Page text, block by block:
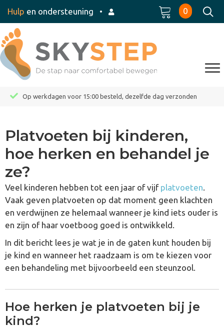
Hulp en ondersteuning • 0
Op werkdagen voor 15:00 besteld, dezelfde dag verzonden
Platvoeten bij kinderen,
hoe herken en behandel je
ze?
Veel kinderen hebben tot een jaar of vijf platvoeten.
Vaak geven platvoeten op dat moment geen klachten
en verdwijnen ze helemaal wanneer je kind iets ouder is
en zijn of haar voetboog goed is ontwikkeld.
In dit bericht lees je wat je in de gaten kunt houden bij
je kind en wanneer het raadzaam is om te kiezen voor
een behandeling met bijvoorbeeld een steunzool.
Hoe herken je platvoeten bij je
kind?